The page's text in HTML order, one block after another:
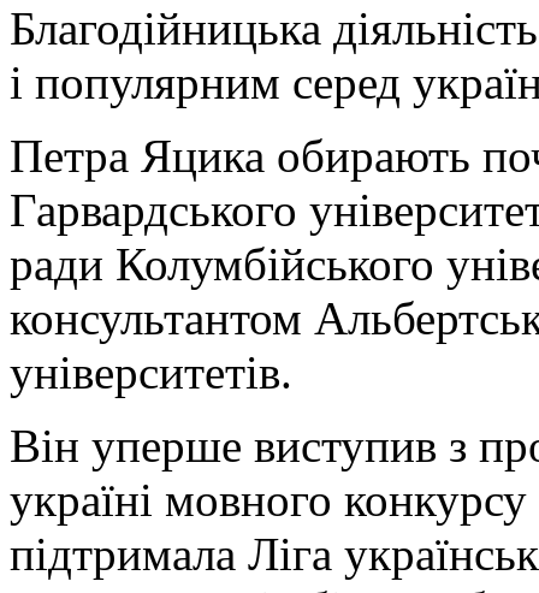
Благодійницька
і популярним серед
Петра Яцика обирають
Гарвардського
ради Колумбійського
консультантом
університетів.
Він уперше виступив з
україні мовного
підтримала Ліга